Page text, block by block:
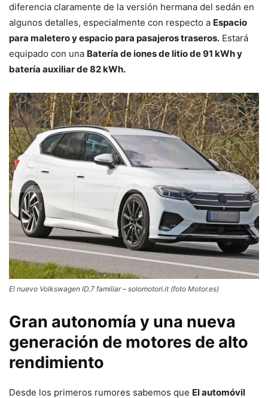
diferencia claramente de la versión hermana del sedán en
algunos detalles, especialmente con respecto a Espacio
para maletero y espacio para pasajeros traseros. Estará
equipado con una Batería de iones de litio de 91 kWh y
batería auxiliar de 82 kWh.
El nuevo Volkswagen ID.7 familiar – solomotori.it (foto Motor.es)
Gran autonomía y una nueva
generación de motores de alto
rendimiento
Desde los primeros rumores sabemos que El automóvil